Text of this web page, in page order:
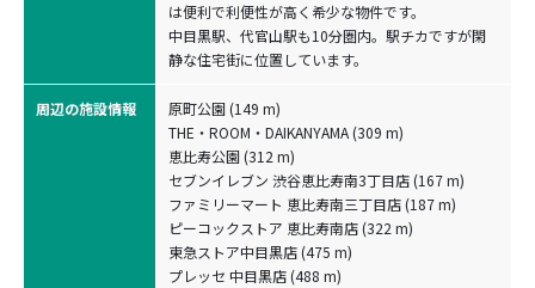
は便利で利便性が高く希少な物件です。
中目黒駅、代官山駅も10分圏内。駅チカですが閑
静な住宅街に位置しています。
周辺の施設情報
原町公園 (149 m)
THE・ROOM・DAIKANYAMA (309 m)
恵比寿公園 (312 m)
セブンイレブン 渋谷恵比寿南3丁目店 (167 m)
ファミリーマート 恵比寿南三丁目店 (187 m)
ピーコックストア 恵比寿南店 (322 m)
東急ストア中目黒店 (475 m)
プレッセ 中目黒店 (488 m)